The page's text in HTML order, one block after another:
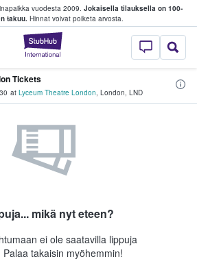
vuodesta 2009. Jokaisella tilauksella on 100-
takuu. Hinnat voivat poiketa arvosta.
StubHub -
myyvät lippuja
Tickets
at Lyceum Theatre London, London, LND
mikä nyt eteen?
ei ole saatavilla lippuja
Palaa takaisin myöhemmin!